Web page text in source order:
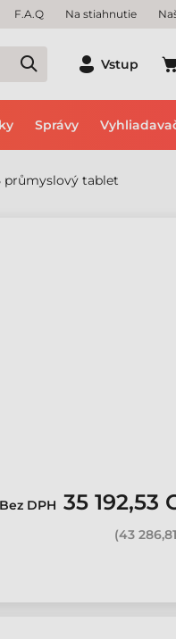
F.A.Q Na stiahnutie
Vstup
Správy
průmyslový tablet
Bez DPH 35 192,53
(43